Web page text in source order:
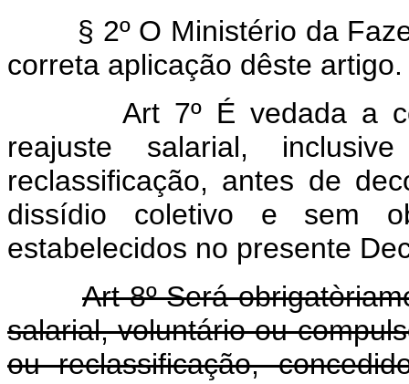
§ 2º O Ministério da
correta aplicação dêste artigo.
Art 7º É vedada a
reajuste salarial,
reclassificação, antes de
dissídio coletivo e sem
estabelecidos no presente
Art 8º Será
salarial, voluntário ou
ou reclassificação,